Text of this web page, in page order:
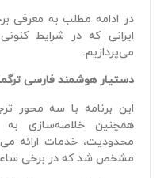
در ادامه مطلب به معرفی
ایرانی که در شرایط
می‌پردازیم.
دستیار هوشمند فارسی
این برنامه با سه
همچنین خلاصه‌سازی به
محدودیت، خدمات ارائه
مشخص شد که در برخی